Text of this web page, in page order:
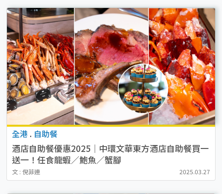
全港 . 自助餐
酒店自助餐優惠2025｜中環文華東方酒店自助餐買一
送一！任食龍蝦／鮑魚／蟹腳
文 : 倪菲連 2025.03.27